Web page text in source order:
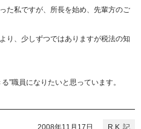
た私ですが、所長を始め、先輩方のご
り、少しずつではありますが税法の知
”職員になりたいと思っています。
R.K
2008年11月17日